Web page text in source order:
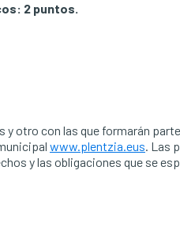
2 puntos.
otro con las que formarán
www.plentzia.eus. Las
y las obligaciones que se